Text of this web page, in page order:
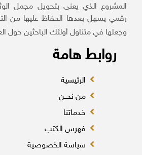
المشروع الذي يعنى بتحويل مجمل
رقمي يسهل بعدها الحفاظ عليها من
وجعلها في متناول أولئك الباحثين حول
روابط هامة
الرئيسية
من نحــن
خدماتنا
فهرس الكتب
سياسة الخصوصية